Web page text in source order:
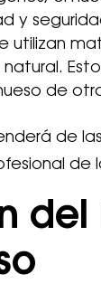
y
utilizan
de
de
de